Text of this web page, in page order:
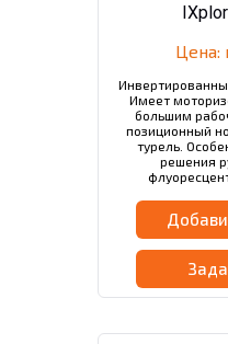
Цена:
Имеет
большим
позиционный
турель.
решения